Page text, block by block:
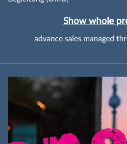
Show whole
advance sales managed